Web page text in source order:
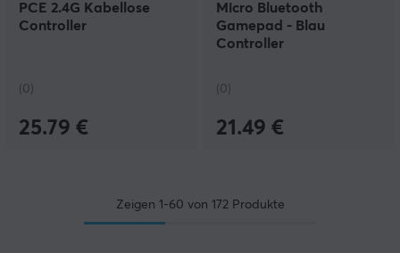
PCE 2.4G Kabellose
Controller
(0)
25.79 €
Micro Bluetooth
Gamepad - Blau
Controller
(0)
21.49 €
Zeigen 1-60 von 172Produkte